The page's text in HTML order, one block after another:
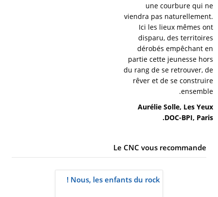
une courbure qui ne
viendra pas naturellement.
Ici les lieux mêmes ont
disparu, des territoires
dérobés empêchant en
partie cette jeunesse hors
du rang de se retrouver, de
rêver et de se construire
ensemble.
Aurélie Solle, Les Yeux
DOC-BPI, Paris.
Le CNC vous recommande
Nous, les enfants du rock !